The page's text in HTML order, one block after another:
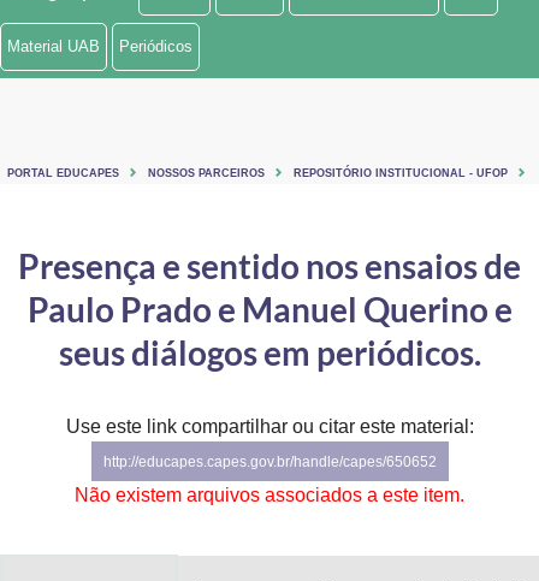
Ministério de Minas e Energia
Controladoria-Geral da União
Ministério da Mulher, da Família e dos Direitos Humanos
Secretaria de Governo
Gabinete de Segurança Institucional
Material UAB Periódicos
PORTAL EDUCAPES NOSSOS PARCEIROS REPOSITÓRIO INSTITUCIONAL - UFOP
Presença e sentido nos ensaios de
Paulo Prado e Manuel Querino e
seus diálogos em periódicos.
Use este link compartilhar ou citar este material:
http://educapes.capes.gov.br/handle/capes/650652
Não existem arquivos associados a este item.